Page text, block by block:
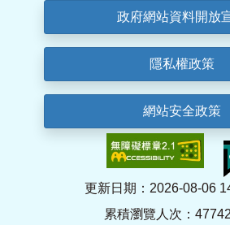
政府網站資料開放
隱私權政策
網站安全政策
更新日期：2026-08-06
累積瀏覽人次：